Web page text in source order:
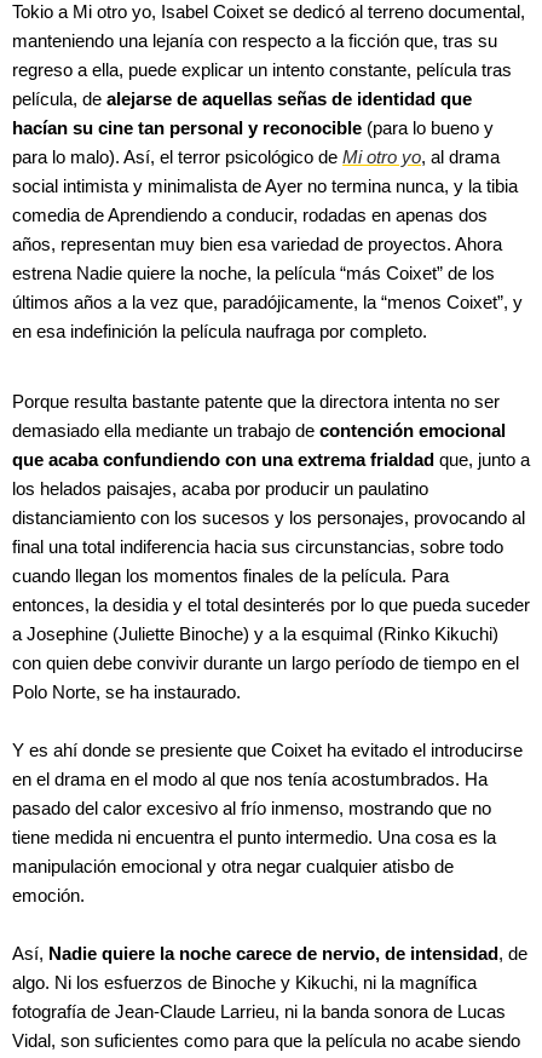
Tokio a Mi otro yo, Isabel Coixet se dedicó al terreno documental,
manteniendo una lejanía con respecto a la ficción que, tras su
regreso a ella, puede explicar un intento constante, película tras
película, de alejarse de aquellas señas de identidad que
hacían su cine tan personal y reconocible (para lo bueno y
para lo malo). Así, el terror psicológico de Mi otro yo, al drama
social intimista y minimalista de Ayer no termina nunca, y la tibia
comedia de Aprendiendo a conducir, rodadas en apenas dos
años, representan muy bien esa variedad de proyectos. Ahora
estrena Nadie quiere la noche, la película “más Coixet” de los
últimos años a la vez que, paradójicamente, la “menos Coixet”, y
en esa indefinición la película naufraga por completo.
Porque resulta bastante patente que la directora intenta no ser
demasiado ella mediante un trabajo de contención emocional
que acaba confundiendo con una extrema frialdad que, junto a
los helados paisajes, acaba por producir un paulatino
distanciamiento con los sucesos y los personajes, provocando al
final una total indiferencia hacia sus circunstancias, sobre todo
cuando llegan los momentos finales de la película. Para
entonces, la desidia y el total desinterés por lo que pueda suceder
a Josephine (Juliette Binoche) y a la esquimal (Rinko Kikuchi)
con quien debe convivir durante un largo período de tiempo en el
Polo Norte, se ha instaurado.
Y es ahí donde se presiente que Coixet ha evitado el introducirse
en el drama en el modo al que nos tenía acostumbrados. Ha
pasado del calor excesivo al frío inmenso, mostrando que no
tiene medida ni encuentra el punto intermedio. Una cosa es la
manipulación emocional y otra negar cualquier atisbo de
emoción.
Así, Nadie quiere la noche carece de nervio, de intensidad, de
algo. Ni los esfuerzos de Binoche y Kikuchi, ni la magnífica
fotografía de Jean-Claude Larrieu, ni la banda sonora de Lucas
Vidal, son suficientes como para que la película no acabe siendo